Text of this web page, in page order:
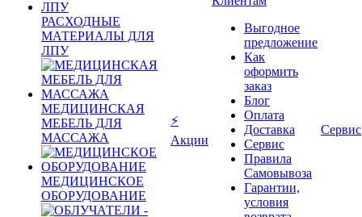
РАСХОДНЫЕ
МАТЕРИАЛЫ ДЛЯ
ЛПУ
МЕДИЦИНСКАЯ
МЕБЕЛЬ ДЛЯ
МАССАЖА
МЕДИЦИНСКОЕ
ОБОРУДОВАНИЕ
⚡
Акции
Выгодное
предложение
Как
оформить
заказ
Блог
Оплата
Доставка
Сервис
Правила
Самовывоза
Гарантии,
условия
Сервис